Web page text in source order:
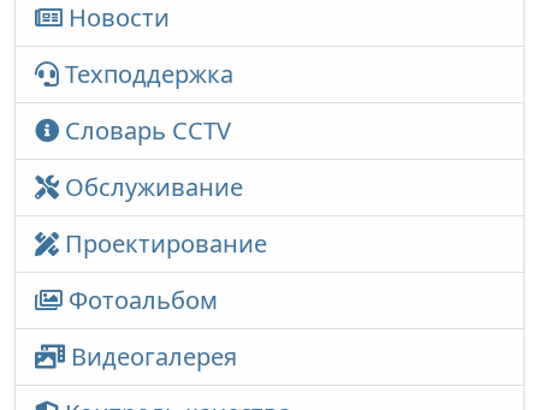
Новости
Техподдержка
Словарь CCTV
Обслуживание
Проектирование
Фотоальбом
Видеогалерея